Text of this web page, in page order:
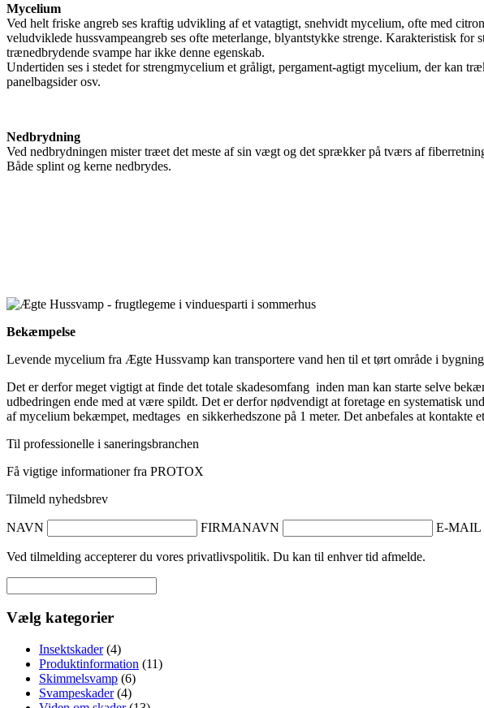
Mycelium
Ved helt friske angreb ses kraftig udvikling af et vatagtigt, snehvidt mycelium, ofte med
veludviklede hussvampeangreb ses ofte meterlange, blyantstykke strenge. Karakteristisk
trænedbrydende svampe har ikke denne egenskab.
Undertiden ses i stedet for strengmycelium et gråligt, pergament-agtigt mycelium, der kan
panelbagsider osv.
Nedbrydning
Ved nedbrydningen mister træet det meste af sin vægt og det sprækker på tværs af
Både splint og kerne nedbrydes.
Bekæmpelse
Levende mycelium fra Ægte Hussvamp kan transportere vand hen til et tørt område i
Det er derfor meget vigtigt at finde det totale skadesomfang inden man kan starte selve
udbedringen ende med at være spildt. Det er derfor nødvendigt at foretage en systematisk
af mycelium bekæmpet, medtages en sikkerhedszone på 1 meter. Det anbefales at
Til professionelle i saneringsbranchen
Få vigtige informationer fra PROTOX
Tilmeld nyhedsbrev
NAVN FIRMANAVN E-MAIL
Ved tilmelding accepterer du vores privatlivspolitik. Du kan til enhver tid afmelde.
Vælg kategorier
Insektskader(4)
Produktinformation (11)
Skimmelsvamp (6)
Svampeskader(4)